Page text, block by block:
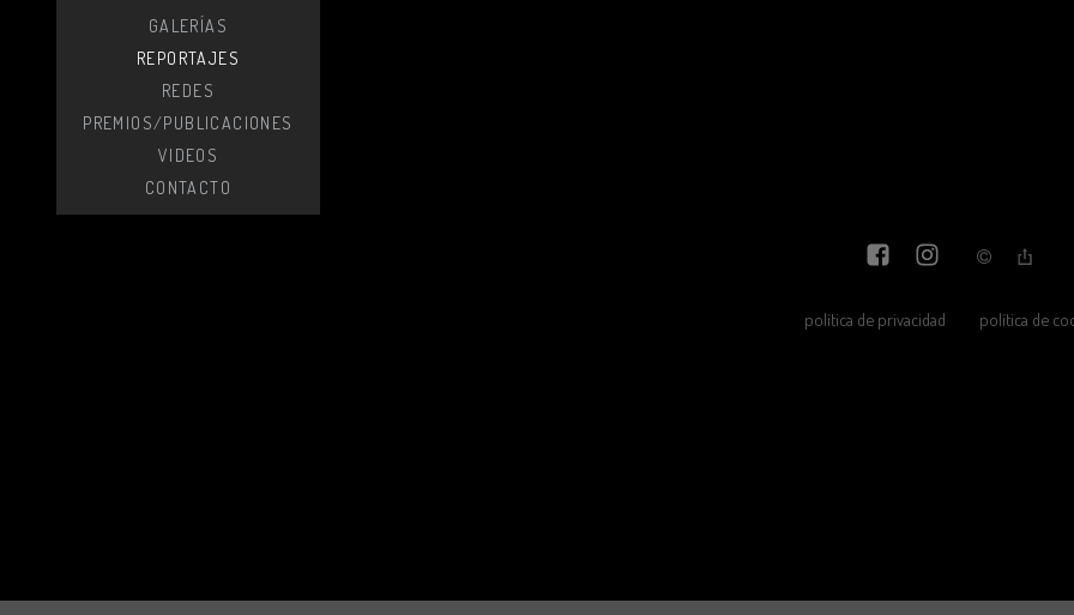
GALERÍAS
REPORTAJES
REDES
PREMIOS/PUBLICACIONES
VIDEOS
CONTACTO
política de privacidad política de